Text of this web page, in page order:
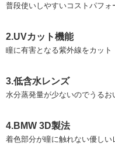
普段使いしやすいコストパフォ
2.UVカット機能
瞳に有害となる紫外線をカット
3.低含水レンズ
水分蒸発量が少ないのでうるお
4.BMW 3D製法
着色部分が瞳に触れない優しい